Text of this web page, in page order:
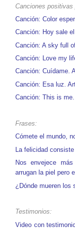
Canciones positivas
Canción: Color
Canción: Hoy sale
Canción: A sky full
Canción: Love my
Canción: Cuídame.
Canción: Esa luz.
Canción: This is
Frases:
Cómete el mundo,
La felicidad
Nos envejece
arrugan la piel pero
¿Dónde mueren los
Testimonios:
Video con